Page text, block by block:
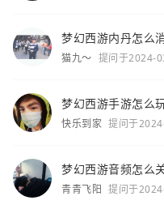
梦幻西游内丹怎么
猫九～ 提问于2024-
梦幻西游手游怎么
快乐到家 提问于
梦幻西游音频怎么
青青飞阳 提问于